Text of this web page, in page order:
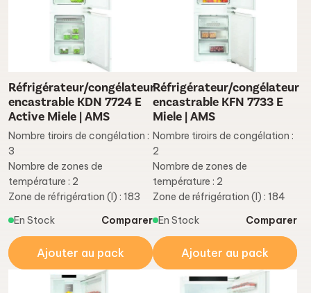
Réfrigérateur/congélateur
encastrable KDN 7724 E
Active Miele | AMS
Nombre tiroirs de congélation :
3
Nombre de zones de
température : 2
Zone de réfrigération (l) : 183
En Stock
Comparer
Ajouter au pack
Réfrigérateur/congélateur
encastrable KFN 7733 E
Miele | AMS
Nombre tiroirs de congélation :
2
Nombre de zones de
température : 2
Zone de réfrigération (l) : 184
En Stock
Comparer
Ajouter au pack